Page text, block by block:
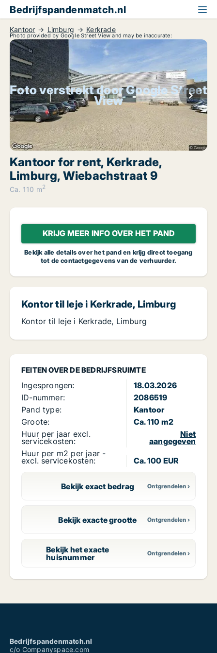
Bedrijfspandenmatch.nl
Kantoor Limburg Kerkrade
Photo provided by Google Street View and may be inaccurate:
Foto verstrekt door Google Street
View
Kantoor for rent, Kerkrade,
Limburg, Wiebachstraat 9
Ca. 110 m2
KRIJG MEER INFO OVER HET PAND
Bekijk alle details over het pand en krijg direct toegang
tot de contactgegevens van de verhuurder.
FEITEN OVER DE BEDRIJFSRUIMTE
Ingesprongen:
18.03.2026
ID-nummer:
2086519
Pand type:
Kantoor
Groote:
Ca. 110 m2
Huur per jaar excl.
servicekosten:
Niet
aangegeven
Huur per m2 per jaar -
excl. servicekosten: Ca. 100 EUR
Bekijk exact bedrag
Bekijk exacte grootte
Bekijk het exacte
huisnummer
Kontor til leje i Kerkrade, Limburg
Kontor til leje i Kerkrade, Limburg
Bedrijfspandenmatch.nl
c/o Companyspace.com